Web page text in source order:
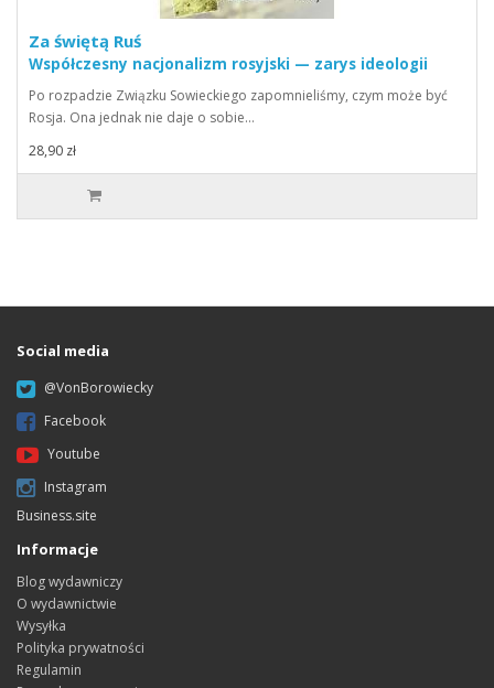
Za świętą Ruś
Współczesny nacjonalizm rosyjski — zarys ideologii
Po rozpadzie Związku Sowieckiego zapomnieliśmy, czym może być
Rosja. Ona jednak nie daje o sobie…
28,90 zł
Social media
@VonBorowiecky
Facebook
Youtube
Instagram
Business.site
Informacje
Blog wydawniczy
O wydawnictwie
Wysyłka
Polityka prywatności
Regulamin